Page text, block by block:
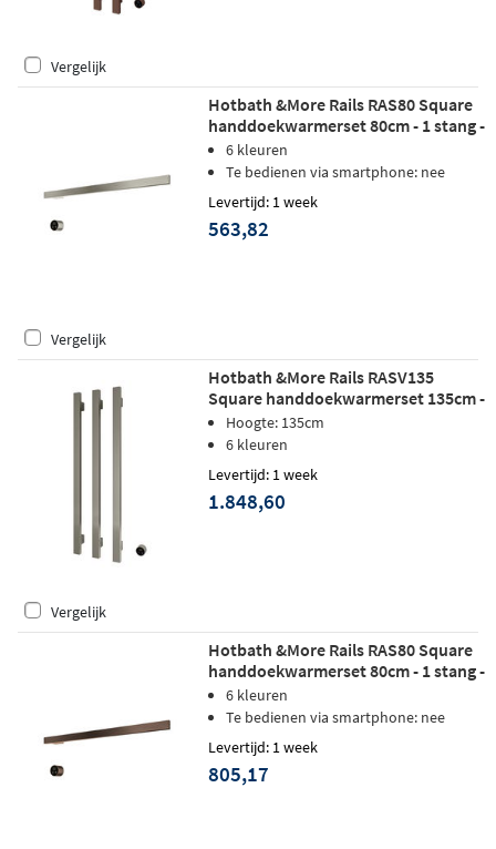
Vergelijk
Hotbath &More Rails RAS80 Square
handdoekwarmerset 80cm - 1 stang -
geborsteld nikkel
6 kleuren
Te bedienen via smartphone: nee
Levertijd: 1 week
563,82
Vergelijk
Hotbath &More Rails RASV135
Square handdoekwarmerset 135cm -
3 stangen - geborsteld nikkel
Hoogte: 135cm
6 kleuren
Levertijd: 1 week
1.848,60
Vergelijk
Hotbath &More Rails RAS80 Square
handdoekwarmerset 80cm - 1 stang -
tuscan bronze
6 kleuren
Te bedienen via smartphone: nee
Levertijd: 1 week
805,17